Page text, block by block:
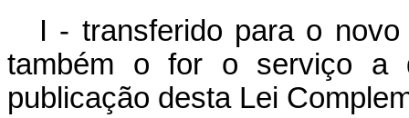
I - transferido para o
também o for o serviço a
publicação desta Lei